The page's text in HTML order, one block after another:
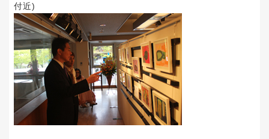
付近)